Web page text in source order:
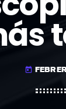
today